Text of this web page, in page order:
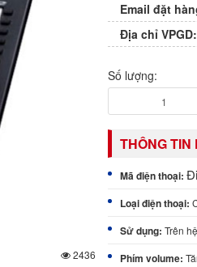
2436
Email đặt
Địa chỉ VPGD:
Số lượng:
THÔNG TIN
Mã điện thoại:
Loại điện thoại:
Sử dụng: Trên
Phím volume: